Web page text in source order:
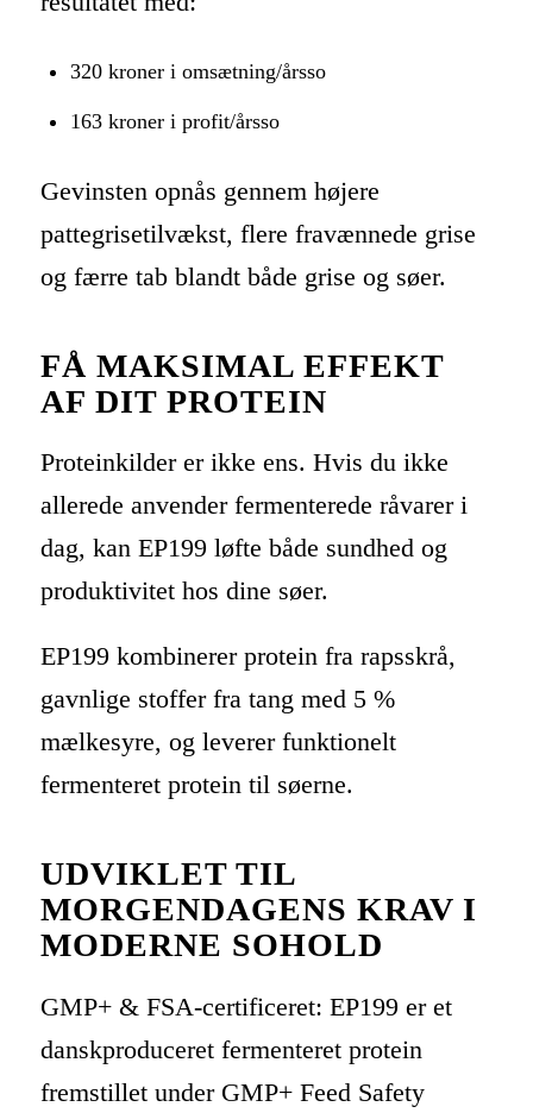
320 kroner i omsætning/årsso
163 kroner i profit/årsso
Gevinsten opnås gennem højere
pattegrisetilvækst, flere fravænnede grise
og færre tab blandt både grise og søer.
FÅ MAKSIMAL EFFEKT
AF DIT PROTEIN
Proteinkilder er ikke ens. Hvis du ikke
allerede anvender fermenterede råvarer i
dag, kan EP199 løfte både sundhed og
produktivitet hos dine søer.
EP199 kombinerer protein fra rapsskrå,
gavnlige stoffer fra tang med 5 %
mælkesyre, og leverer funktionelt
fermenteret protein til søerne.
UDVIKLET TIL
MORGENDAGENS KRAV I
MODERNE SOHOLD
GMP+ & FSA-certificeret: EP199 er et
danskproduceret fermenteret protein
fremstillet under GMP+ Feed Safety